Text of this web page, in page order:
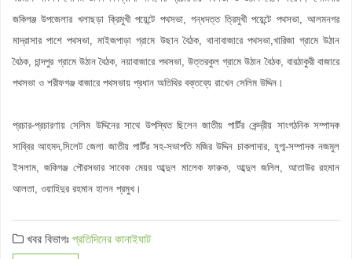
জকিগঞ্জ উপজেলার খলাছড়া ক্রিমুখী পয়েন্টে পথসভা, গন্ধদত্ত ত্রিমুখী পয়েন্টে পথসভা, আলমনগর
মাদ্রাসার পাশে পথসভা, মাইজপাড়া গ্রামে উছান বৈঠক, থানাবাজারে পথসভা,খারিজা গ্রামে উঠান
বৈঠক, চান্দপুর গ্রামে উঠান বৈঠক, নয়াবাজারে পথসভা, উত্তরকুল গ্রামে উঠান বৈঠক, বারঠাকুরী বাজারে
পথসভা ও শরীফগঞ্জ বাজারে পথসভায় প্রধান অতিথির বক্তব্যে রাখেন সেলিম উদ্দিন।
প্রচার-প্রচারণায় সেলিম উদ্দিনের সাথে উপস্থিত ছিলেনজাতীয় পার্টির কেন্দ্রীয় সাংগঠনিক সম্পাদক
সাব্বির আহমদ,সিলেট জেলা জাতীয় পার্টির সহ-সভাপতি মজির উদ্দিন চাকলাদার, যুগ্ম-সম্পাদক নজমুল
ইসলাম, জকিগঞ্জ পৌরসভার সাবেক মেয়র আব্দুল মালেক ফারুক, আব্দুল জলিল, আতাউর রহমান
আলতা, ওয়াহিদুর রহমান হালন প্রমুখ।
খবর বিভাগঃপ্রতিদিনের কানাইঘাট